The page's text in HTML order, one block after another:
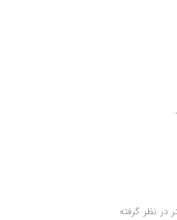
شود و معمولاً ارتفاع آن حداقل ۱۱۰ سانتی‌متر در نظر گرفته